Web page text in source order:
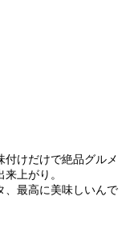
付けだけで絶品グルメ
上がり。
、最高に美味しいんで